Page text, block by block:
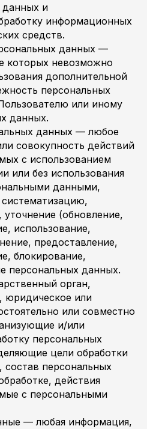
данных и
информационных
средств.
данных —
которых невозможно
дополнительной
персональных
или иному
данных.
данных — любое
совокупность действий
с использованием
или без использования
данными,
уточнение (обновление,
использование,
предоставление,
блокирование,
персональных данных.
орган,
юридическое или
или совместно
и/или
персональных
цели обработки
персональных
действия
с персональными
— любая информация,